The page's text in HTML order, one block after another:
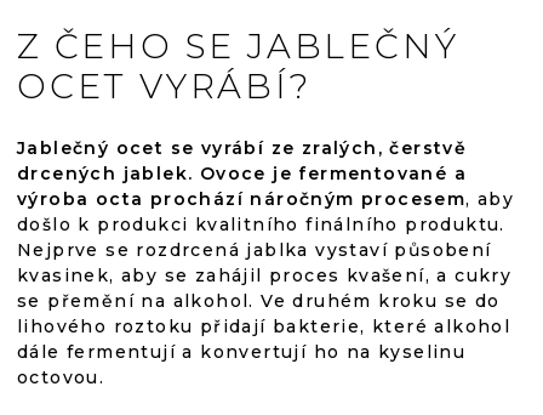
Z ČEHO SE JABLEČNÝ
OCET VYRÁBÍ?
Jablečný ocet se vyrábí ze zralých, čerstvě
drcených jablek. Ovoce je fermentované a
výroba octa prochází náročným procesem, aby
došlo k produkci kvalitního finálního produktu.
Nejprve se rozdrcená jablka vystaví působení
kvasinek, aby se zahájil proces kvašení, a cukry
se přemění na alkohol. Ve druhém kroku se do
lihového roztoku přidají bakterie, které alkohol
dále fermentují a konvertují ho na kyselinu
octovou.